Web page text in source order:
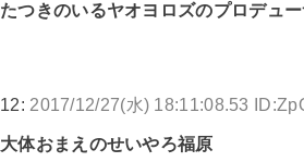
たつきのいるヤオヨロズのプロデュ
12: 2017/12/27(水) 18:11:08.53
大体おまえのせいやろ福原